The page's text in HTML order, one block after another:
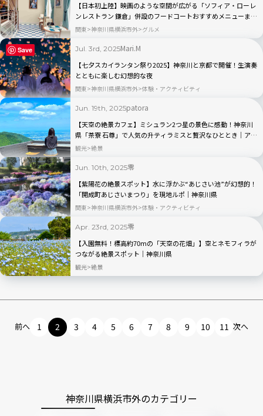
【日本初上陸】映画のような空間が広がる「ソフィア・ローレ
ンレストラン 鎌倉」併設のフードコートおすすめメニューまで
丸ごと現地ルポ！
関東 神奈川県横浜市外 グルメ
Jul. 3rd, 2025Mari.M
【七夕スカイランタン祭り2025】神奈川と京都で開催！生演奏
とともに楽しむ幻想的な夜
関東 神奈川県横浜市外 体験・アクティビティ
Jun. 19th, 2025patora
【天空の絶景カフェ】ミシュラン2つ星の景色に感動！神奈川
県「茶寮 石尊」で人気の升ティラミスと贅沢なひととき｜アク
セスも紹介
観光 絶景
Jun. 10th, 2025零
【紫陽花の絶景スポット】水に浮かぶ“あじさい池”が幻想的！
「開成町あじさいまつり」を現地ルポ｜神奈川県
関東 神奈川県横浜市外 体験・アクティビティ
Apr. 23rd, 2025零
【入園無料！標高約70mの「天空の花畑」】空とネモフィラが
つながる絶景スポット｜神奈川県
観光 絶景
前へ 1 2 3 4 5 6 7 8 9 10 11 次へ
神奈川県横浜市外のカテゴリー
Save